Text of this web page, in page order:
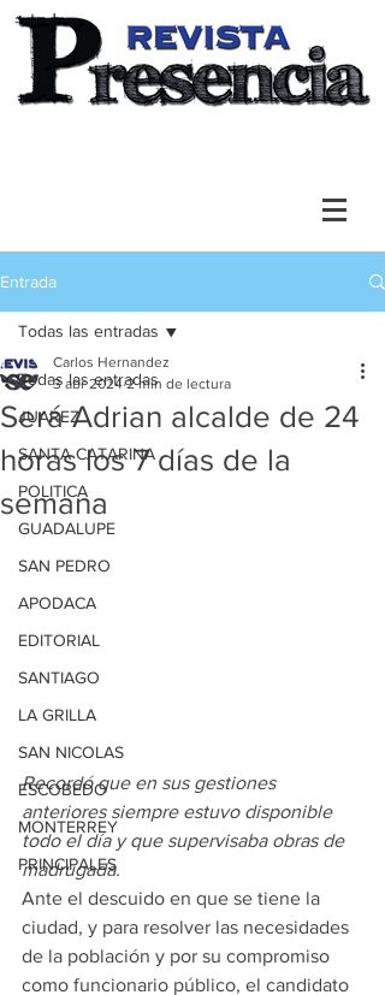
Entrada
Todas las entradas
JUAREZ
SANTA CATARINA
POLITICA
GUADALUPE
SAN PEDRO
APODACA
EDITORIAL
SANTIAGO
LA GRILLA
SAN NICOLAS
ESCOBEDO
MONTERREY
PRINCIPALES
Todas las entradas
Será Adrian alcalde de 24
horas los 7 días de la
semana
Carlos Hernandez
3 abr 2024 2 min de lectura
Recordó que en sus gestiones
anteriores siempre estuvo disponible
todo el día y que supervisaba obras de
madrugada.
Ante el descuido en que se tiene la
ciudad, y para resolver las necesidades
de la población y por su compromiso
como funcionario público, el candidato